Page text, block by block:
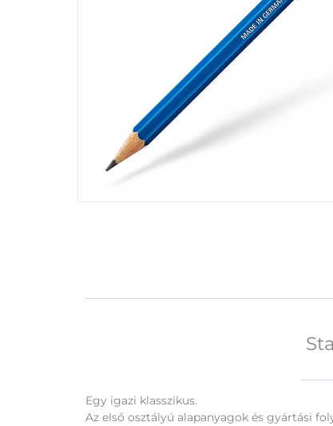
Egy igazi klasszikus.
Az első osztályú alapanyagok és gyártási